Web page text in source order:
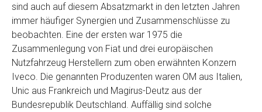
sind auch auf diesem Absatzmarkt in den letzten Jahren
immer häufiger Synergien und Zusammenschlüsse zu
beobachten. Eine der ersten war 1975 die
Zusammenlegung von Fiat und drei europäischen
Nutzfahrzeug Herstellern zum oben erwähnten Konzern
Iveco. Die genannten Produzenten waren OM aus Italien,
Unic aus Frankreich und Magirus-Deutz aus der
Bundesrepublik Deutschland. Auffällig sind solche